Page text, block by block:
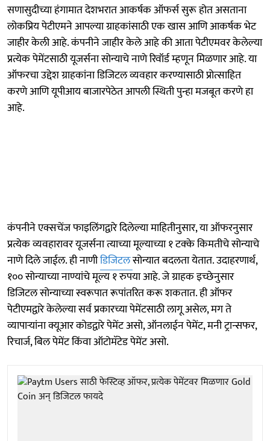
सणासुदीच्या हंगामात देशभरात आकर्षक ऑफर्स सुरू होत असताना
लोकप्रिय पेटीएमने आपल्या ग्राहकांसाठी एक खास आणि आकर्षक भेट
जाहीर केली आहे. कंपनीने जाहीर केले आहे की आता पेटीएमवर केलेल्या
प्रत्येक पेमेंटसाठी यूजर्सना सोन्याचे नाणे रिवॉर्ड म्हणून मिळणार आहे. या
ऑफरचा उद्देश ग्राहकांना डिजिटल व्यवहार करण्यासाठी प्रोत्साहित
करणे आणि यूपीआय बाजारपेठेत आपली स्थिती पुन्हा मजबूत करणे हा
आहे.
कंपनीने एक्सचेंज फाइलिंगद्वारे दिलेल्या माहितीनुसार, या ऑफरनुसार
प्रत्येक व्यवहारावर यूजर्सना त्याच्या मूल्याच्या १ टक्के किमतीचे सोन्याचे
नाणे दिले जाईल. ही नाणीडिजिटलसोन्यात बदलता येतात. उदाहरणार्थ,
१०० सोन्याच्या नाण्यांचे मूल्य १ रुपया आहे. जे ग्राहक इच्छेनुसार
डिजिटल सोन्याच्या स्वरूपात रूपांतरित करू शकतात. ही ऑफर
पेटीएमद्वारे केलेल्या सर्व प्रकारच्या पेमेंटसाठी लागू असेल, मग ते
व्यापाऱ्यांना क्यूआर कोडद्वारे पेमेंट असो, ऑनलाईन पेमेंट, मनी ट्रान्सफर,
रिचार्ज, बिल पेमेंट किंवा ऑटोमॅटेड पेमेंट असो.